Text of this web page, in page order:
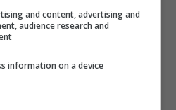
and content, advertising and
audience research and
information on a device